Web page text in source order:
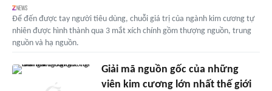
Để đến được tay người tiêu dùng, chuỗi giá trị của ngành kim cương tự
nhiên được hình thành qua 3 mắt xích chính gồm thượng nguồn, trung
nguồn và hạ nguồn.
Giải mã nguồn gốc của những
viên kim cương lớn nhất thế giới